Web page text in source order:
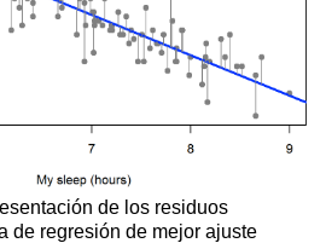
de los residuos
de regresión de mejor ajuste